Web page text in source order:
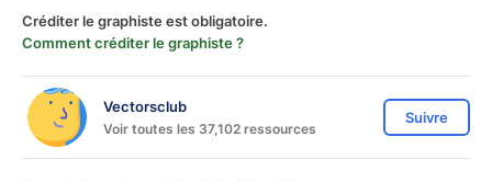
Créditer le graphiste est obligatoire.
Comment créditer le graphiste ?
Vectorsclub
Voir toutes les 37,102 ressources
Suivre